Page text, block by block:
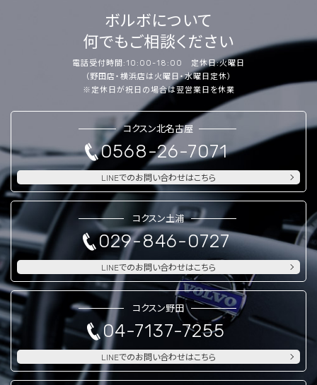
ボルボについて
何でもご相談ください
電話受付時間:10:00-18:00 定休日:火曜日
（野田店・横浜店は火曜日・水曜日定休）
※定休日が祝日の場合は翌営業日を休業
コクスン北名古屋
0568-26-7071
LINEでのお問い合わせはこちら
コクスン土浦
029-846-0727
LINEでのお問い合わせはこちら
コクスン野田
04-7137-7255
LINEでのお問い合わせはこちら